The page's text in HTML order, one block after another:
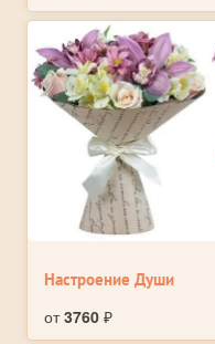
Настроение Души
от3760 ₽